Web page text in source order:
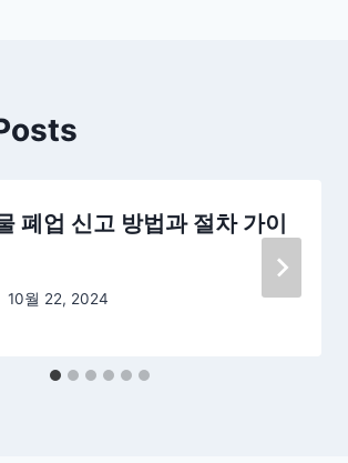
폐업 신고 방법과 절차 가이
10월 22, 2024